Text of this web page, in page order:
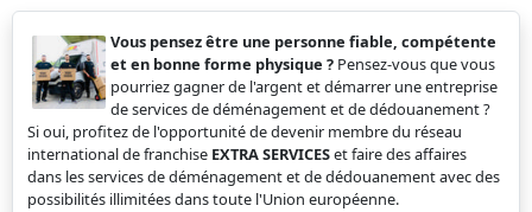
Vous pensez être une personne fiable, compétente
et en bonne forme physique ? Pensez-vous que vous
pourriez gagner de l'argent et démarrer une entreprise
de services de déménagement et de dédouanement ?
Si oui, profitez de l'opportunité de devenir membre du réseau
international de franchise EXTRA SERVICESet faire des affaires
dans les services de déménagement et de dédouanement avec des
possibilités illimitées dans toute l'Union européenne.